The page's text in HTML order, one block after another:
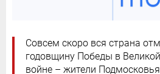
Совсем скоро вся страна
годовщину Победы в
войне – жители